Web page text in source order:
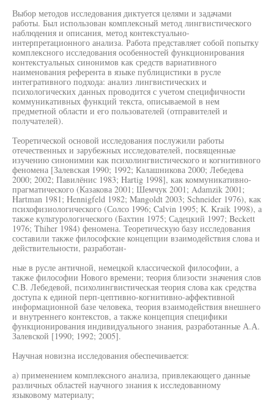
Выбор методов исследования диктуется целями и задачами
работы. Был использован комплексный метод лингвистического
наблюдения и описания, метод контекстуально-
интерпретационного анализа. Работа представляет собой попытку
комплексного исследования особенностей функционирования
контекстуальных синонимов как средств вариативного
наименования референта в языке публицистики в русле
интегративного подхода: анализ лингвистических и
психологических данных проводится с учетом специфичности
коммуникативных функций текста, описываемой в нем
предметной области и его пользователей (отправителей и
получателей).
Теоретической основой исследования послужили работы
отечественных и зарубежных исследователей, посвященные
изучению синонимии как психолингвистического и когнитивного
феномена [Залевская 1990; 1992; Калашникова 2000; Лебедева
2000; 2002; Павилёнис 1983; Hartig 1998], как коммуникативно-
прагматического (Казакова 2001; Шемчук 2001; Adamzik 2001;
Hartman 1981; Hennigfeld 1982; Mangoldt 2003; Schneider 1976), как
психофизиологического (Солсо 1996; Calvin 1995; К. Kraik 1998), а
также культурологического (Бахтин 1975; Садецкий 1997; Beckett
1976; Thiher 1984) феномена. Теоретическую базу исследования
составили также философские концепции взаимодействия слова и
действительности, разработан-
ные в русле античной, немецкой классической философии, а
также философии Нового времени; теория близости значения слов
C.B. Лебедевой, психолингвистическая теория слова как средства
доступа к единой перп-цептивно-когнитивно-аффективной
информационной базе человека, теория взаимодействия внешнего
и внутреннего контекстов, а также концепция специфики
функционирования индивидуального знания, разработанные А.А.
Залевской [1990; 1992; 2005].
Научная новизна исследования обеспечивается:
а) применением комплексного анализа, привлекающего данные
различных областей научного знания к исследованному
языковому материалу;